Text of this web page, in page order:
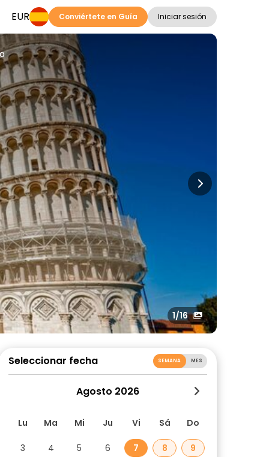
EUR Conviértete en Guía Iniciar sesión
1/16
Seleccionar fecha SEMANA MES
Agosto 2026
Lu Ma Mi Ju Vi Sá Do
3 4 5 6 7 8 9